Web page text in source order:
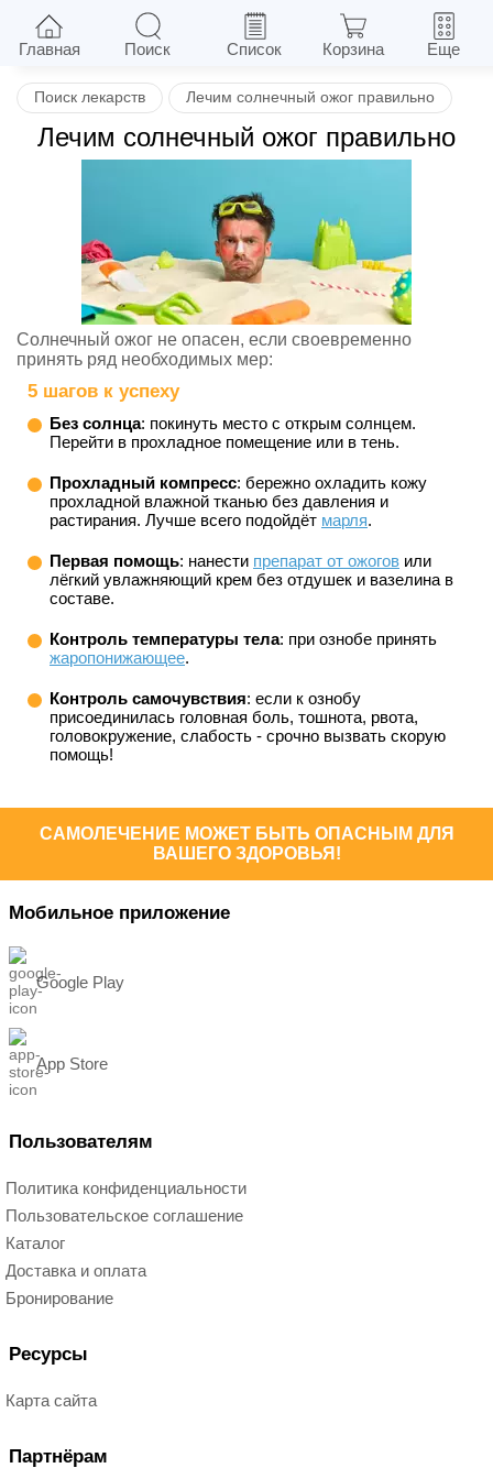
Поиск лекарств Лечим солнечный ожог правильно
Лечим солнечный ожог правильно
Солнечный ожог не опасен, если своевременно
принять ряд необходимых мер:
5 шагов к успеху
Без солнца: покинуть место с открым солнцем.
Перейти в прохладное помещение или в тень.
Прохладный компресс: бережно охладить кожу
прохладной влажной тканью без давления и
растирания. Лучше всего подойдёт марля.
Первая помощь: нанести препарат от ожогов или
лёгкий увлажняющий крем без отдушек и вазелина в
составе.
Контроль температуры тела: при ознобе принять
жаропонижающее.
Контроль самочувствия: если к ознобу
присоединилась головная боль, тошнота, рвота,
головокружение, слабость - срочно вызвать скорую
помощь!
САМОЛЕЧЕНИЕ МОЖЕТ БЫТЬ ОПАСНЫМ ДЛЯ
ВАШЕГО ЗДОРОВЬЯ!
Мобильное приложение
Google Play
App Store
Пользователям
Политика конфиденциальности
Пользовательское соглашение
Каталог
Доставка и оплата
Бронирование
Ресурсы
Карта сайта
Партнёрам
Главная Поиск Список Корзина Еще